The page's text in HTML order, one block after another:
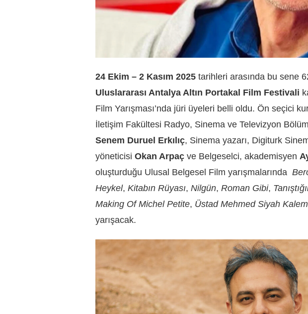
24 Ekim – 2 Kasım 2025 tarihleri arasında bu sene
Uluslararası Antalya Altın Portakal Film Festivali
Film Yarışması’nda jüri üyeleri belli oldu. Ön seçici
İletişim Fakültesi Radyo, Sinema ve Televizyon
Senem Duruel Erkılıç, Sinema yazarı, Digiturk
yöneticisi Okan Arpaç ve Belgeselci, akademisyen
oluşturduğu Ulusal Belgesel Film yarışmalarında
Heykel, Kitabın Rüyası, Nilgün, Roman Gibi,
Making Of Michel Petite, Üstad Mehmed Siyah Kalem
yarışacak.